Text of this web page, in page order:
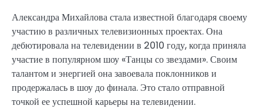
Александра Михайлова стала известной благодаря своему
участию в различных телевизионных проектах. Она
дебютировала на телевидении в 2010 году, когда приняла
участие в популярном шоу «Танцы со звездами». Своим
талантом и энергией она завоевала поклонников и
продержалась в шоу до финала. Это стало отправной
точкой ее успешной карьеры на телевидении.